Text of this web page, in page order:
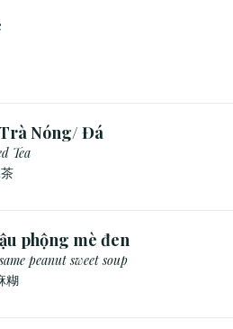
Nóng/ Đá
Tea
phộng mè đen
peanut sweet soup
糊